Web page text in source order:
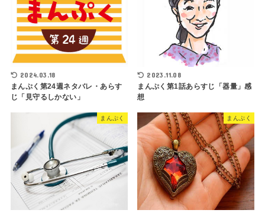
2024.03.18
まんぷく第24週ネタバレ・あらす
じ「見守るしかない」
2023.11.08
まんぷく第1話あらすじ「器量」感
想
まんぷく まんぷく